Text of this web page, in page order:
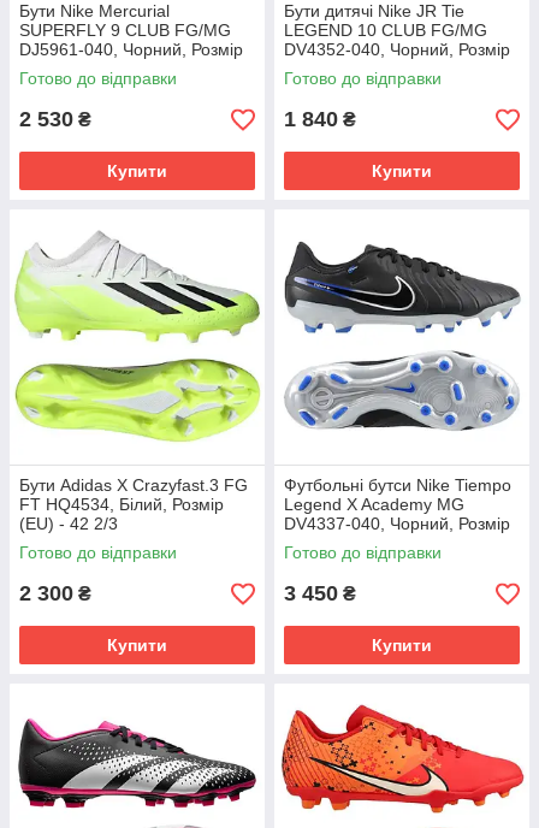
Бути Nike Mercurial
SUPERFLY 9 CLUB FG/MG
DJ5961-040, Чорний, Розмір
(EU) - 42
Готово до відправки
2 530 ₴
Купити
Бути дитячі Nike JR Tie
LEGEND 10 CLUB FG/MG
DV4352-040, Чорний, Розмір
(EU) - 38.5
Готово до відправки
1 840 ₴
Купити
Бути Adidas X Crazyfast.3 FG
FT HQ4534, Білий, Розмір
(EU) - 42 2/3
Готово до відправки
2 300 ₴
Купити
Футбольні бутси Nike Tiempo
Legend X Academy MG
DV4337-040, Чорний, Розмір
(EU) - 43
Готово до відправки
3 450 ₴
Купити